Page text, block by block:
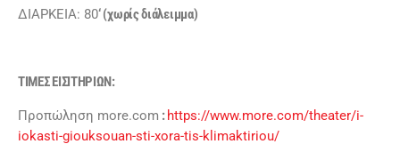
ΔΙΑΡΚΕΙΑ: 80‘ (χωρίς διάλειμμα)
ΤΙΜΕΣ ΕΙΣΙΤΗΡΙΩΝ:
Προπώληση more.com : https://www.more.com/theater/i-
iokasti-giouksouan-sti-xora-tis-klimaktiriou/